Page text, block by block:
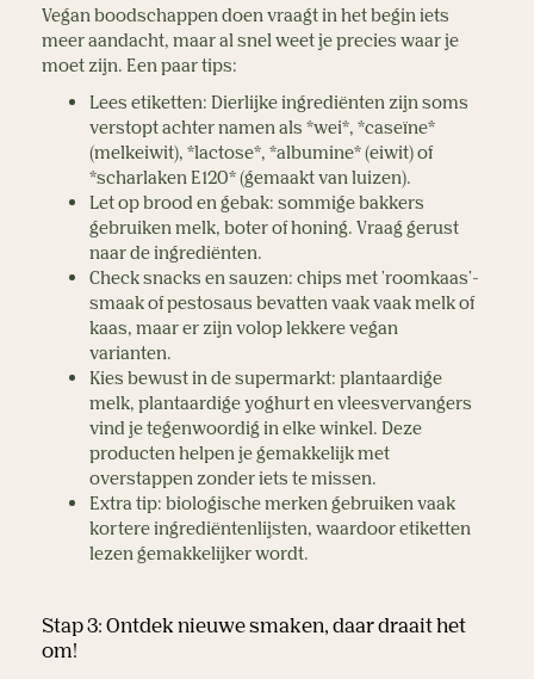
Vegan boodschappen doen vraagt in het begin iets
meer aandacht, maar al snel weet je precies waar je
moet zijn. Een paar tips:
Lees etiketten: Dierlijke ingrediënten zijn soms
verstopt achter namen als *wei*, *caseïne*
(melkeiwit), *lactose*, *albumine* (eiwit) of
*scharlaken E120* (gemaakt van luizen).
Let op brood en gebak: sommige bakkers
gebruiken melk, boter of honing. Vraag gerust
naar de ingrediënten.
Check snacks en sauzen: chips met 'roomkaas'-
smaak of pestosaus bevatten vaak vaak melk of
kaas, maar er zijn volop lekkere vegan
varianten.
Kies bewust in de supermarkt: plantaardige
melk, plantaardige yoghurt en vleesvervangers
vind je tegenwoordig in elke winkel. Deze
producten helpen je gemakkelijk met
overstappen zonder iets te missen.
Extra tip: biologische merken gebruiken vaak
kortere ingrediëntenlijsten, waardoor etiketten
lezen gemakkelijker wordt.
Stap 3: Ontdek nieuwe smaken, daar draait het
om!